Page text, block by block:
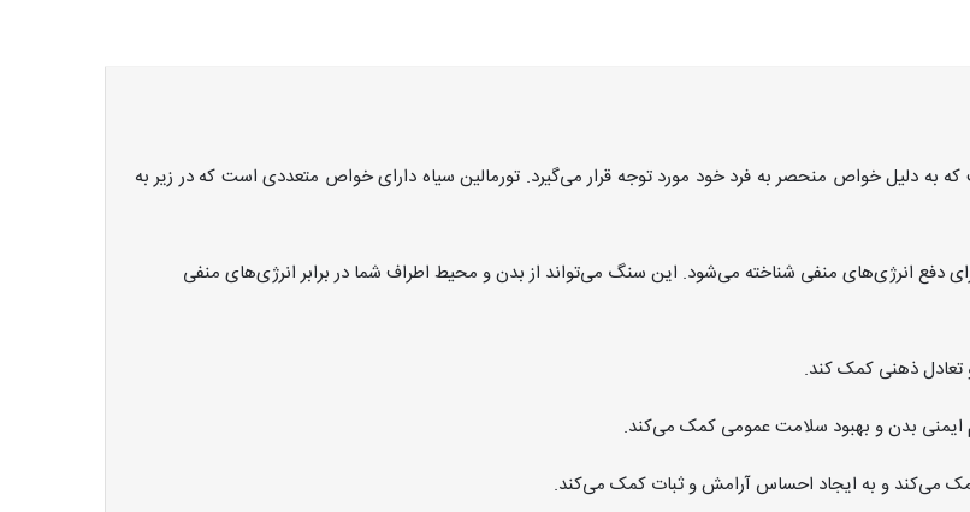
به دلیل خواص منحصر به فرد خود مورد توجه قرار می‌گیرد. تورمالین سیاه دارای خواص متعددی است که در زیر به
دفع انرژی‌های منفی شناخته می‌شود. این سنگ می‌تواند از بدن و محیط اطراف شما در برابر انرژی‌های منفی
و تعادل ذهنی کمک کند.
بدن و بهبود سلامت عمومی کمک می‌کند.
می‌کند و به ایجاد احساس آرامش و ثبات کمک می‌کند.